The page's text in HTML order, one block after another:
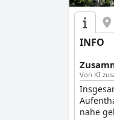
INFO
Von KI
nahe